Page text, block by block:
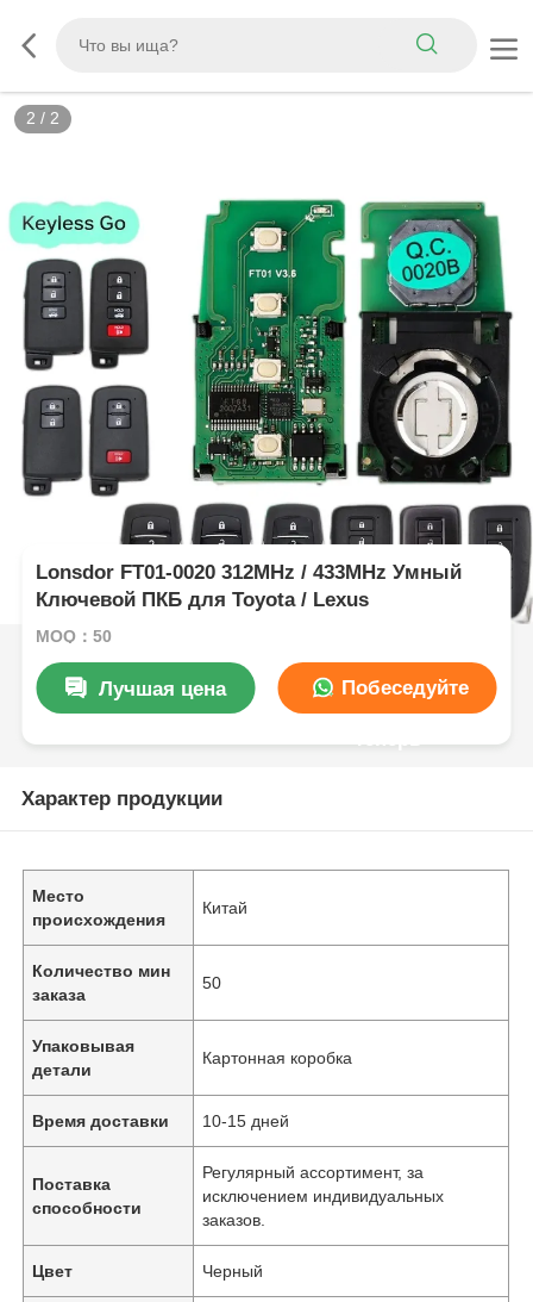
2 / 2
Lonsdor FT01-0020 312MHz / 433MHz Умный
Ключевой ПКБ для Toyota / Lexus
MOQ：50
Лучшая цена Побеседуйте
Характер продукции
Место
происхождения
Китай
Количество мин
заказа
50
Упаковывая
детали
Картонная коробка
Время доставки 10-15 дней
Поставка
способности
Регулярный ассортимент, за
исключением индивидуальных
заказов.
Цвет Черный